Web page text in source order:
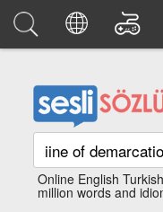
Online English
million words and